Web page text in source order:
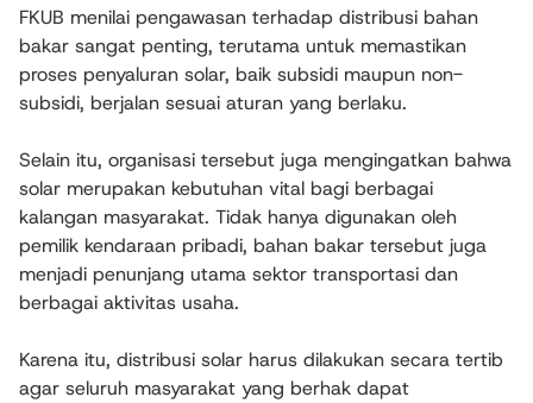
FKUB menilai pengawasan terhadap distribusi bahan
bakar sangat penting, terutama untuk memastikan
proses penyaluran solar, baik subsidi maupun non-
subsidi, berjalan sesuai aturan yang berlaku.
Selain itu, organisasi tersebut juga mengingatkan bahwa
solar merupakan kebutuhan vital bagi berbagai
kalangan masyarakat. Tidak hanya digunakan oleh
pemilik kendaraan pribadi, bahan bakar tersebut juga
menjadi penunjang utama sektor transportasi dan
berbagai aktivitas usaha.
Karena itu, distribusi solar harus dilakukan secara tertib
agar seluruh masyarakat yang berhak dapat